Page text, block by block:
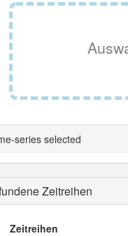
series selected
Zeitreihen
Zeitreihen